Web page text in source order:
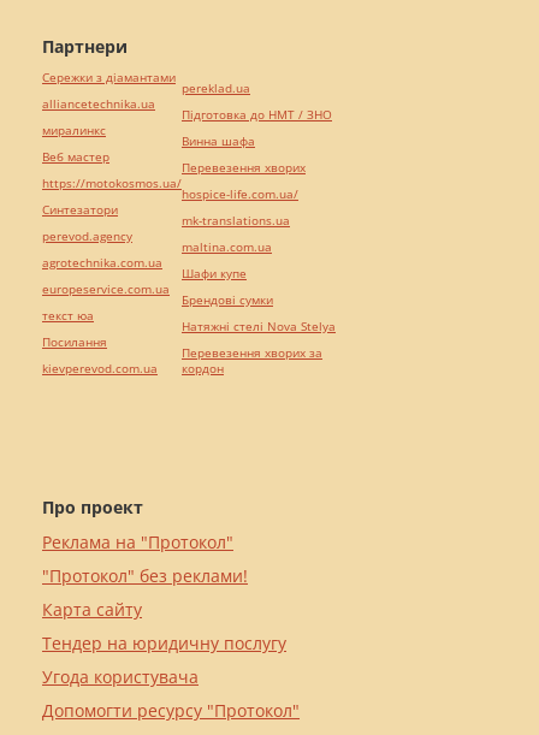
Про проект
Реклама на "Протокол"
"Протокол" без реклами!
Карта сайту
Тендер на юридичну послугу
Угода користувача
Допомогти ресурсу "Протокол"
Партнери
Сережки з діамантами
alliancetechnika.ua
миралинкс
Веб мастер
https://motokosmos.ua/
Синтезатори
perevod.agency
agrotechnika.com.ua
europeservice.com.ua
текст юа
Посилання
kievperevod.com.ua
pereklad.ua
Підготовка до НМТ / ЗНО
Винна шафа
Перевезення хворих
hospice-life.com.ua/
mk-translations.ua
maltina.com.ua
Шафи купе
Брендові сумки
Натяжні стелі Nova Stelya
Перевезення хворих за
кордон